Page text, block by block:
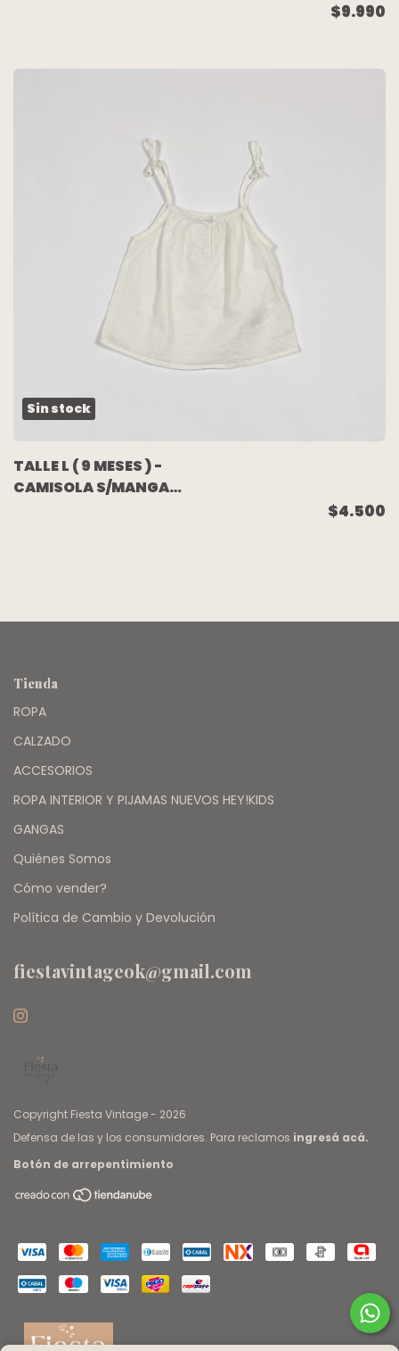
$9.990
Sin stock
TALLE L ( 9 MESES ) -
CAMISOLA S/MANGA
$4.500
Tienda
ROPA
CALZADO
ACCESORIOS
ROPA INTERIOR Y PIJAMAS NUEVOS HEY!KIDS
GANGAS
Quiénes Somos
Cómo vender?
Política de Cambio y Devolución
fiestavintageok@gmail.com
Copyright Fiesta Vintage - 2026
Defensa de las y los consumidores. Para reclamos ingresá acá.
Botón de arrepentimiento